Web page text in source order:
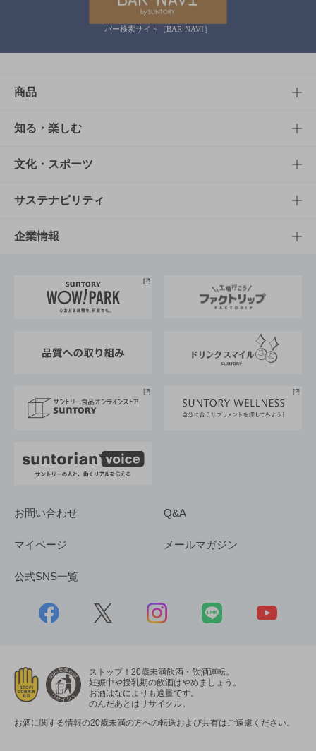
バー検索サイト［BAR-NAVI］
商品
商品TOP
商品一覧
商品発売情報
栄養成分一覧
知る・楽しむ
知る・楽しむTOP
キャンペーン
工場見学
地域情報
文化・スポーツ
文化・スポーツTOP
サントリーホール
サントリーサンバーズ大阪
サステナビリティ
サステナビリティTOP
サントリーが考えるサステナビリティ経営
企業情報
企業概要
採用情報
お問い合わせ Q&A
マイページ メールマガジン
公式SNS一覧
ストップ！20歳未満飲酒・飲酒運転。
妊娠中や授乳期の飲酒はやめましょう。
お酒はなによりも適量です。
のんだあとはリサイクル。
お酒に関する情報の20歳未満の方への転送および共有はご遠慮ください。